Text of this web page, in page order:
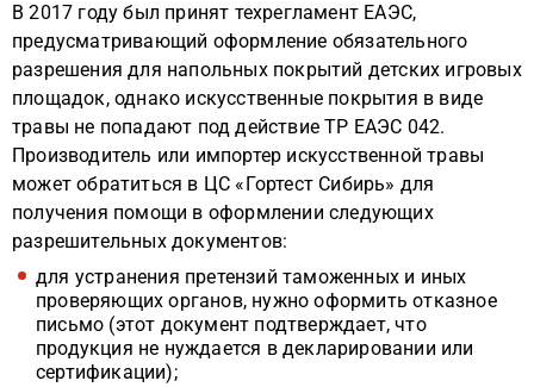
В 2017 году был принят техрегламент ЕАЭС,
предусматривающий оформление обязательного
разрешения для напольных покрытий детских игровых
площадок, однако искусственные покрытия в виде
травы не попадают под действие ТР ЕАЭС 042.
Производитель или импортер искусственной травы
может обратиться в ЦС «Гортест Сибирь» для
получения помощи в оформлении следующих
разрешительных документов:
для устранения претензий таможенных и иных
проверяющих органов, нужно оформить отказное
письмо (этот документ подтверждает, что
продукция не нуждается в декларировании или
сертификации);